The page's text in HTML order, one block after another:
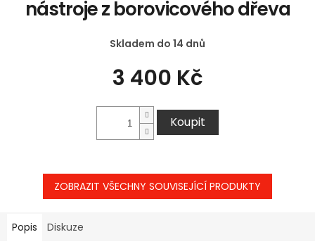
nástroje z borovicového dřeva
Skladem do 14 dnů
3 400 Kč
Koupit
ZOBRAZIT VŠECHNY SOUVISEJÍCÍ PRODUKTY
Popis Diskuze